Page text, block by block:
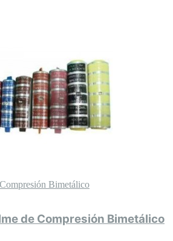
Bimetálico
de Compresión Bimetálico